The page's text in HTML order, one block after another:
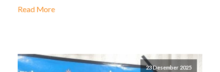
Read More
23 Desember 2025